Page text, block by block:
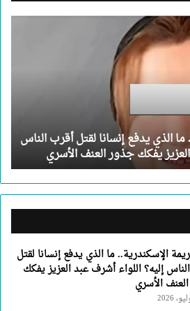
الذي يدفع إنسانا لقتل أقرب الناس
يفكك جذور العنف الأسري
الإسكندرية.. ما الذي يدفع إنسانا لقتل
إليه؟ اللواء أشرف عبد العزيز يفكك
الأسري